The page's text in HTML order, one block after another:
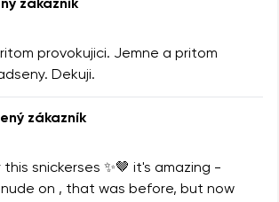
zákazník
provokujici. Jemne a pritom
Dekuji.
zákazník
snickerses ✨🤎 it's amazing -
on , that was before, but now